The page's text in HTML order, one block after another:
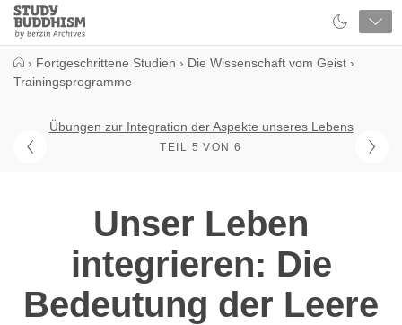
Close
Study
Buddhism
› Fortgeschrittene Studien › Die Wissenschaft vom Geist ›
Trainingsprogramme
Übungen zur Integration der Aspekte unseres Lebens
TEIL 5 VON 6
Unser Leben
integrieren: Die
Bedeutung der Leere